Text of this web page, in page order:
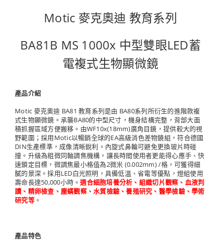
Motic 麥克奧迪 教育系列
BA81B MS 1000x 中型雙眼LED蓄
電複式生物顯微鏡
產品介紹
Motic 麥克奧迪 BA81 教育系列是由 BA80系列所衍生的進階款複
式生物顯微鏡。承襲BA80的中型尺寸，機身結構完整，背部大面
積抓握區域方便搬移。由WF10x(18mm)廣角目鏡，提供較大的視
野範圍；採用Motic以暢銷全球的EA高級消色差物鏡組，符合德國
DIN生產標準，成像清晰銳利。內旋式鼻輪可避免更換玻片時碰
撞。升級為粗微同軸調焦機構，讓長時間使用者更能得心應手、快
速鎖定目標，微調焦最小格值為2微米 (0.002mm) /格，可獲得細
膩的景深。採用LED白光照明，具備低溫、省電等優點，燈組使用
壽命長達50,000小時。適合細胞培養分析、組織切片觀察、血液判
讀、精卵檢查、塵螨觀察、水質檢驗、養殖研究、醫學檢驗、學術
研究等。
產品特色